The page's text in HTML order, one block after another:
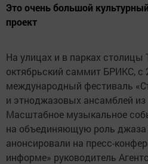
Это очень большой
проект
На улицах и в парках столицы
октябрьский саммит БРИКС, с
международный фестиваль
и этноджазовых ансамблей
Масштабное музыкальное
на объединяющую роль
анонсировали на пресс-
информе» руководитель